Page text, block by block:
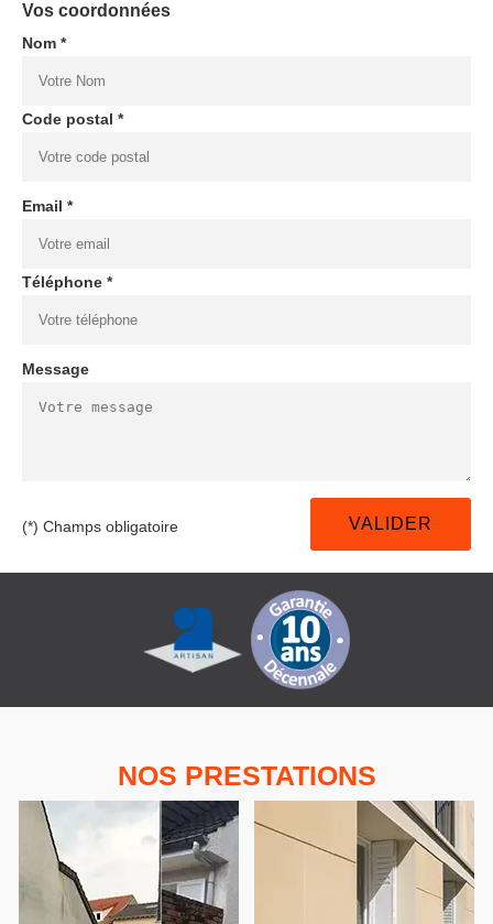
Vos coordonnées
Nom *
Code postal *
Email *
Téléphone *
Message
(*) Champs obligatoire
NOS PRESTATIONS